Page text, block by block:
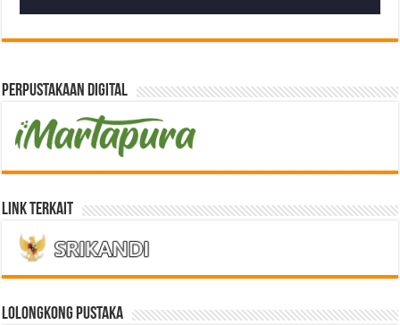
Perpustakaan Digital
Link Terkait
LOLONGKONG PUSTAKA